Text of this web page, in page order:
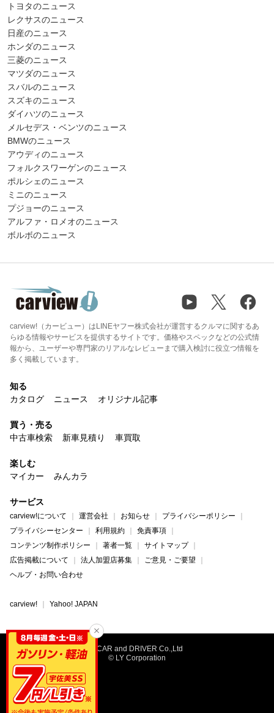
トヨタのニュース
レクサスのニュース
日産のニュース
ホンダのニュース
三菱のニュース
マツダのニュース
スバルのニュース
スズキのニュース
ダイハツのニュース
メルセデス・ベンツのニュース
BMWのニュース
アウディのニュース
フォルクスワーゲンのニュース
ポルシェのニュース
ミニのニュース
プジョーのニュース
アルファ・ロメオのニュース
ボルボのニュース
carview!（カービュー）はLINEヤフー株式会社が運営するクルマに関するあ
らゆる情報やサービスを提供するサイトです。価格やスペックなどの公式情
報から、ユーザーや専門家のリアルなレビューまで購入検討に役立つ情報を
多く掲載しています。
知る
カタログ
ニュース オリジナル記事
買う・売る
中古車検索
新車見積り 車買取
楽しむ
マイカー
みんカラ
サービス
carview!について 運営会社 お知らせ
プライバシーポリシー
プライバシーセンター
利用規約
免責事項
コンテンツ制作ポリシー
著者一覧
サイトマップ
広告掲載について
法人加盟店募集
ご意見・ご要望
ヘルプ・お問い合わせ
carview! Yahoo! JAPAN
©CAR and DRIVER Co.,Ltd
© LY Corporation